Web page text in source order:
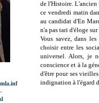
de l'Histoire. L'ancien
ce vendredi matin
au candidat d'En
n'a pas tari d'éloge
Vous savez, dans
choisir entre les
universel. Alors, je
conscience et à la
d'être pour ses
indignation à l'égard